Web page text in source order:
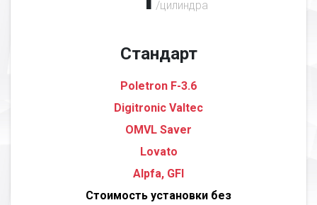
/цилиндра
Стандарт
Poletron F-3.6
Digitronic Valtec
OMVL Saver
Lovato
Alpfa, GFI
Стоимость установки без